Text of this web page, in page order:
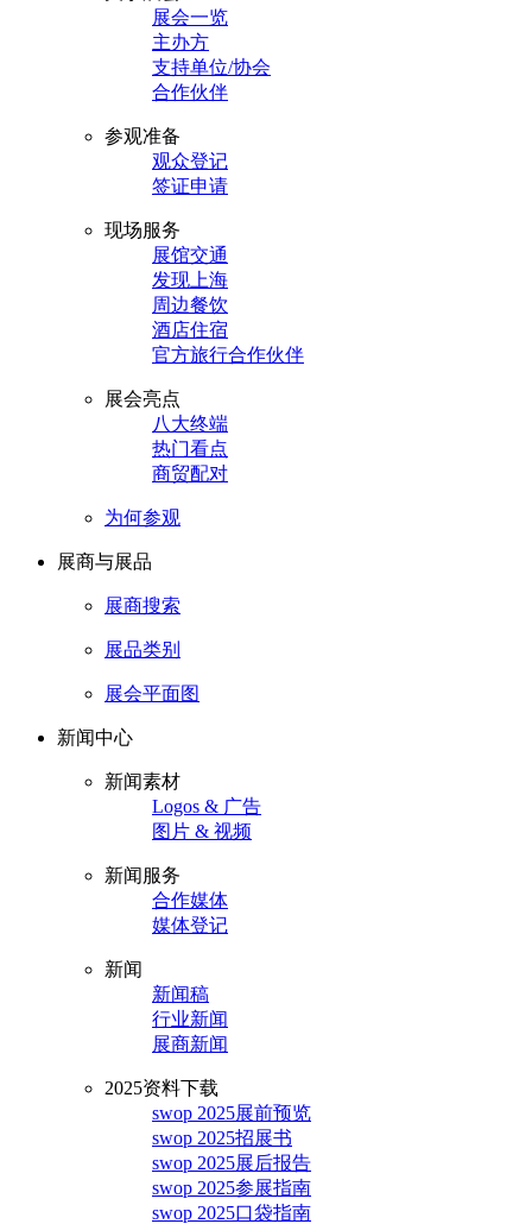
展会一览
主办方
支持单位/协会
合作伙伴
参观准备
观众登记
签证申请
现场服务
展馆交通
发现上海
周边餐饮
酒店住宿
官方旅行合作伙伴
展会亮点
八大终端
热门看点
商贸配对
为何参观
展商与展品
展商搜索
展品类别
展会平面图
新闻中心
新闻素材
Logos & 广告
图片 & 视频
新闻服务
合作媒体
媒体登记
新闻
新闻稿
行业新闻
展商新闻
2025资料下载
swop 2025展前预览
swop 2025招展书
swop 2025展后报告
swop 2025参展指南
swop 2025口袋指南